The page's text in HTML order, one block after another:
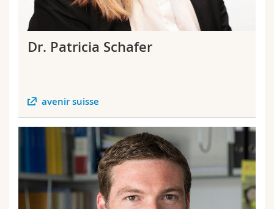
Dr. Patricia Schafer
avenir suisse